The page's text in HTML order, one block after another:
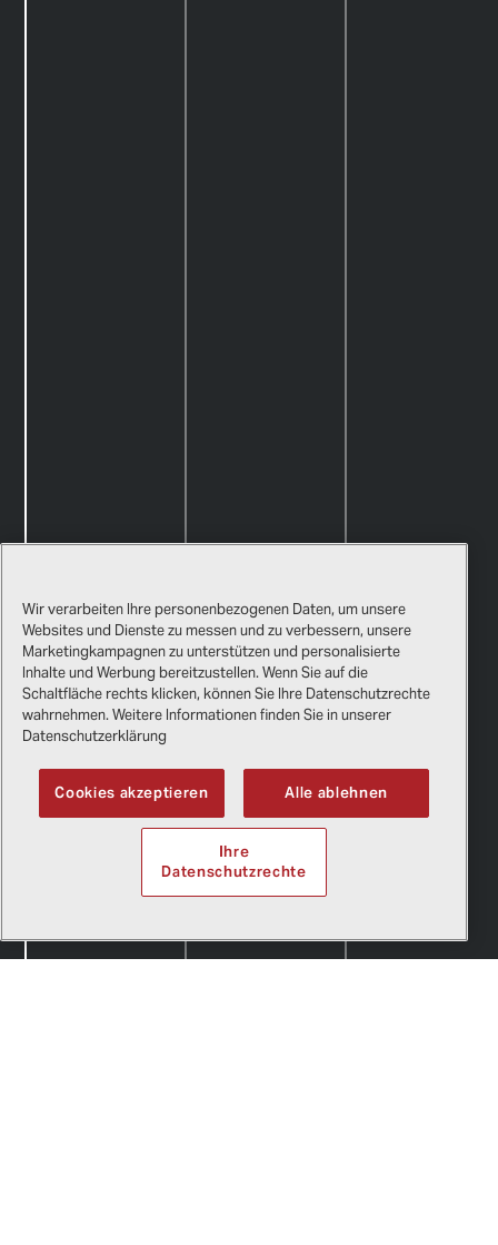
Wir verarbeiten Ihre personenbezogenen Daten, um unsere
Websites und Dienste zu messen und zu verbessern, unsere
Marketingkampagnen zu unterstützen und personalisierte
Inhalte und Werbung bereitzustellen. Wenn Sie auf die
Schaltfläche rechts klicken, können Sie Ihre Datenschutzrechte
wahrnehmen. Weitere Informationen finden Sie in unserer
Datenschutzerklärung
Cookies akzeptieren Alle ablehnen
Ihre
Datenschutzrechte